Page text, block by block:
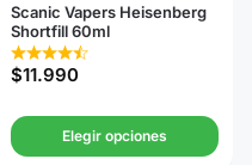
Scanic Vapers Heisenberg
Shortfill 60ml
$11.990
Elegir opciones